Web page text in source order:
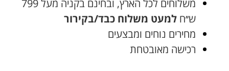
משלוחים לכל הארץ, ובחינם בקניה מעל 799
ש׳׳ח למעט משלוח כבד/בקירור
מחירים נוחים ומבצעים
רכישה מאובטחת